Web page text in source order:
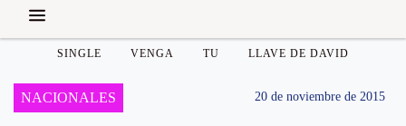
SINGLE VENGA TU LLAVE DE DAVID
NACIONALES 20 de noviembre de 2015